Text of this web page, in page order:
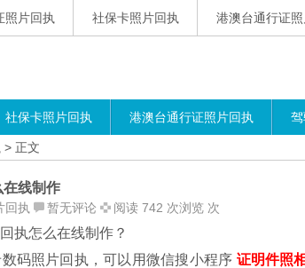
照片回执 社保卡照片回执 港澳台通行证照
社保卡照片回执 港澳台通行证照片回执
> 正文
在线制作
回执 暂无评论 阅读 742 次浏览 次
执怎么在线制作？
码照片回执，可以用微信搜小程序 证明件照